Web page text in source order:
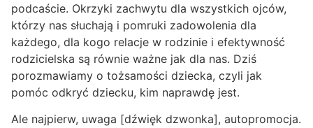
podcaście. Okrzyki zachwytu dla wszystkich ojców,
którzy nas słuchają i pomruki zadowolenia dla
każdego, dla kogo relacje w rodzinie i efektywność
rodzicielska są równie ważne jak dla nas. Dziś
porozmawiamy o tożsamości dziecka, czyli jak
pomóc odkryć dziecku, kim naprawdę jest.
Ale najpierw, uwaga [dźwięk dzwonka], autopromocja.